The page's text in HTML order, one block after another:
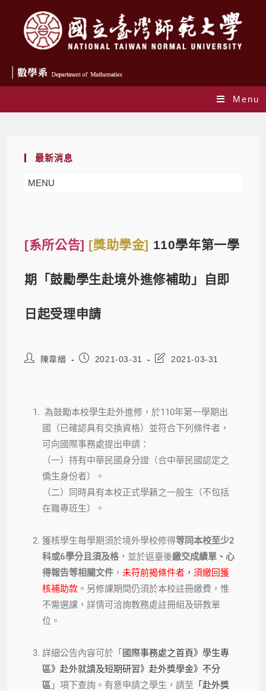
Menu
最新消息
MENU
[系所公告] [獎助學金] 110學年第一學
期「鼓勵學生赴境外進修補助」自即
日起受理申請
陳韋縉 2021-03-31 2021-03-31
為鼓勵本校學生赴外進修，於110年第一學期出
國（已確認具有交換資格）並符合下列條件者，
可向國際事務處提出申請：
（一）持有中華民國身分證（合中華民國認定之
僑生身份者）。
（二）同時具有本校正式學籍之一般生（不包括
在職專班生）。
獲核學生每學期須於境外學校修得等同本校至少2
科或6學分且須及格，並於返臺後繳交成績單、心
得報告等相關文件 ， 未符前揭條件者，須繳回獲
核補助款 。另修課期間仍須於本校註冊繳費，惟
不需選課，詳情可洽詢教務處註冊組及研教單
位。
詳細公告內容可於「 國際事務處之首頁》學生專
區》赴外就讀及短期研習》赴外獎學金》不分
區 」項下查詢。有意申請之學生，請至 「赴外獎